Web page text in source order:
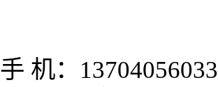
手 机：13704056033